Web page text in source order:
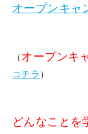
オープンキャ
（オープンキ
コチラ ）
どんなことを